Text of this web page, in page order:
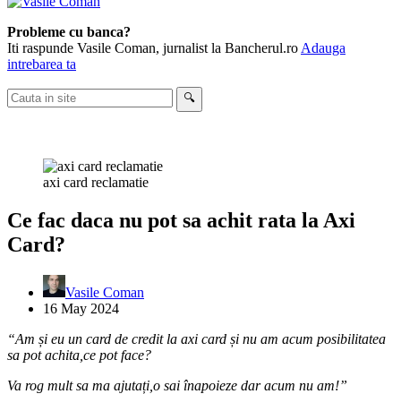
Probleme cu banca?
Iti raspunde Vasile Coman, jurnalist la Bancherul.ro Adauga
intrebarea ta
Cauta
in
🔍
axi card reclamatie
Ce fac daca nu pot sa achit rata la Axi
Card?
Vasile Coman
16 May 2024
“Am și eu un card de credit la axi card și nu am acum posibilitatea
sa pot achita,ce pot face?
Va rog mult sa ma ajutați,o sai înapoieze dar acum nu am!”